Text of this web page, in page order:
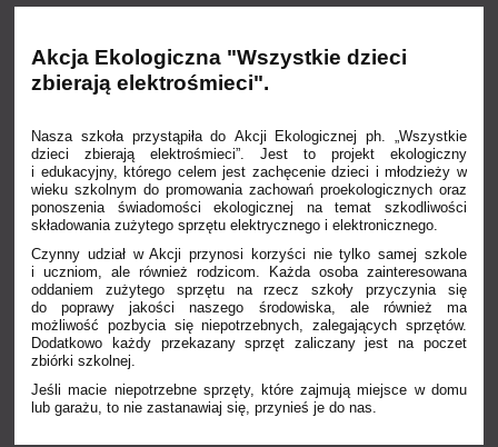
Akcja Ekologiczna "Wszystkie dzieci
zbierają elektrośmieci".
Nasza szkoła przystąpiła do Akcji Ekologicznej ph. „Wszystkie
dzieci zbierają elektrośmieci”. Jest to projekt ekologiczny
i edukacyjny, którego celem jest zachęcenie dzieci i młodzieży w
wieku szkolnym do promowania zachowań proekologicznych oraz
ponoszenia świadomości ekologicznej na temat szkodliwości
składowania zużytego sprzętu elektrycznego i elektronicznego.
Czynny udział w Akcji przynosi korzyści nie tylko samej szkole
i uczniom, ale również rodzicom. Każda osoba zainteresowana
oddaniem zużytego sprzętu na rzecz szkoły przyczynia się
do poprawy jakości naszego środowiska, ale również ma
możliwość pozbycia się niepotrzebnych, zalegających sprzętów.
Dodatkowo każdy przekazany sprzęt zaliczany jest na poczet
zbiórki szkolnej.
Jeśli macie niepotrzebne sprzęty, które zajmują miejsce w domu
lub garażu, to nie zastanawiaj się, przynieś je do nas.